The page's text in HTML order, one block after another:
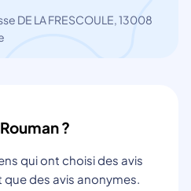
DE LA FRESCOULE, 13008
?
qui ont choisi des avis
des avis anonymes.